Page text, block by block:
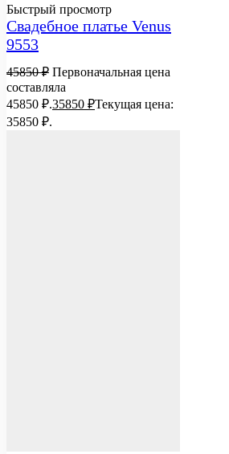
Быстрый просмотр
Свадебное платье Venus
9553
45850₽ Первоначальная цена
составляла
45850 ₽.35850 ₽Текущая цена:
35850 ₽.